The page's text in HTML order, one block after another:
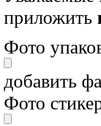
приложить
Фото
добавить
Фото